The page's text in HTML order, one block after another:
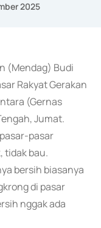
2025
(Mendag) Budi
Rakyat Gerakan
(Gernas
Jumat.
pasar
tidak bau.
bersih biasanya
di pasar
nggak ada